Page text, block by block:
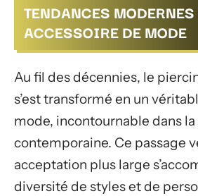
TENDANCES MODERNES
ACCESSOIRE DE MODE
Au fil des décennies, le
s’est transformé en un
mode, incontournable dans
contemporaine. Ce passage
acceptation plus large
diversité de styles et de